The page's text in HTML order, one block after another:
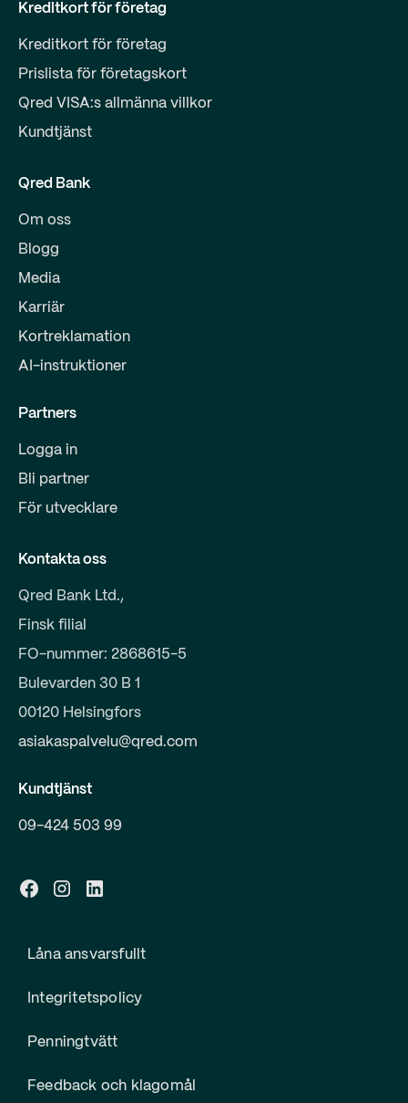
Kreditkort för företag
Kreditkort för företag
Prislista för företagskort
Qred VISA:s allmänna villkor
Kundtjänst
Qred Bank
Om oss
Blogg
Media
Karriär
Kortreklamation
AI-instruktioner
Partners
Logga in
Bli partner
För utvecklare
Kontakta oss
Qred Bank Ltd.,
Finsk filial
FO-nummer: 2868615-5
Bulevarden 30 B 1
00120 Helsingfors
asiakaspalvelu@qred.com
Kundtjänst
09-424 503 99
Låna ansvarsfullt
Integritetspolicy
Penningtvätt
Feedback och klagomål